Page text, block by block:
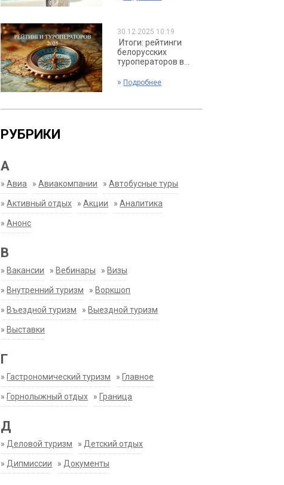
30.12.2025 10:19
Итоги: рейтинги
белорусских
туроператоров в...
» Подробнее
РУБРИКИ
А
»Авиа »Авиакомпании »Автобусные туры
»Активный отдых »Акции »Аналитика
»Анонс
В
» Вакансии » Вебинары » Визы
» Внутренний туризм » Воркшоп
» Въездной туризм » Выездной туризм
» Выставки
Г
» Гастрономический туризм » Главное
» Горнолыжный отдых » Граница
Д
» Деловой туризм » Детский отдых
» Дипмиссии » Документы